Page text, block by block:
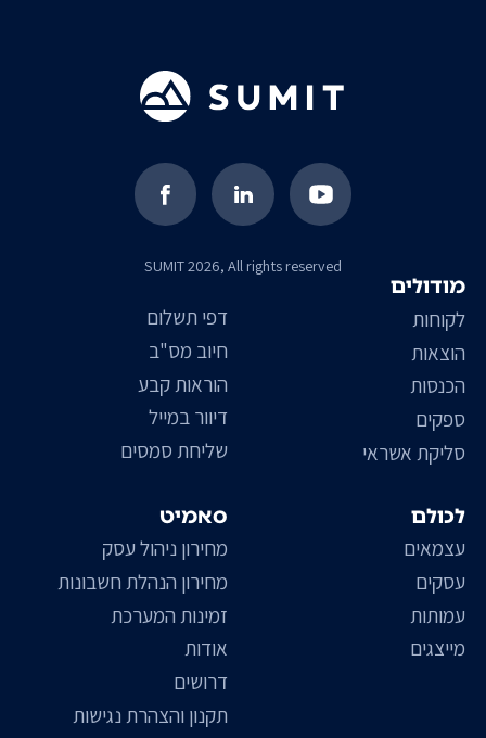
SUMIT 2026, All rights reserved
סאמיט
מחירון ניהול עסק
מחירון הנהלת חשבונות
זמינות המערכת
אודות
דרושים
תקנון והצהרת נגישות
דפי תשלום
חיוב מס"ב
הוראות קבע
דיוור במייל
שליחת סמסים
מודולים
לקוחות
הוצאות
הכנסות
ספקים
סליקת אשראי
לכולם
עצמאים
עסקים
עמותות
מייצגים